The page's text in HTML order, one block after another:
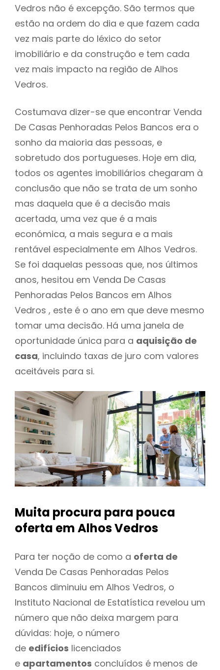
Vedros não é excepção. São termos que
estão na ordem do dia e que fazem cada
vez mais parte do léxico do setor
imobiliário e da construção e tem cada
vez mais impacto na região de Alhos
Vedros.
Costumava dizer-se que encontrar Venda
De Casas Penhoradas Pelos Bancos era o
sonho da maioria das pessoas, e
sobretudo dos portugueses. Hoje em dia,
todos os agentes imobiliários chegaram à
conclusão que não se trata de um sonho
mas daquela que é a decisão mais
acertada, uma vez que é a mais
económica, a mais segura e a mais
rentável especialmente em Alhos Vedros.
Se foi daquelas pessoas que, nos últimos
anos, hesitou em Venda De Casas
Penhoradas Pelos Bancos em Alhos
Vedros , este é o ano em que deve mesmo
tomar uma decisão. Há uma janela de
oportunidade única para a aquisição de
casa, incluindo taxas de juro com valores
aceitáveis para si.
Muita procura para pouca
oferta em Alhos Vedros
Para ter noção de como a oferta de
Venda De Casas Penhoradas Pelos
Bancos diminuiu em Alhos Vedros, o
Instituto Nacional de Estatística revelou um
número que não deixa margem para
dúvidas: hoje, o número
de edifícios licenciados
e apartamentos concluídos é menos de